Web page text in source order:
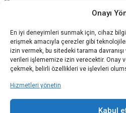
Onayı
En iyi deneyimleri sunmak için, cihaz
erişmek amacıyla çerezler gibi
izin vermek, bu sitedeki tarama
verileri işlememize izin verecektir. Onay
çekmek, belirli özellikleri ve işlevleri
Hizmetleri yönetin
Kabul
Gold üyelik nedir
Kariyer
İş Başvuru Formu